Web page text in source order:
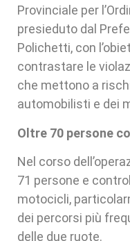
Provinciale per
presieduto dal
Polichetti, con
contrastare le
che mettono a
automobilisti e dei
Oltre 70 persone
Nel corso
71 persone e
motocicli,
dei percorsi più
delle due ruote.